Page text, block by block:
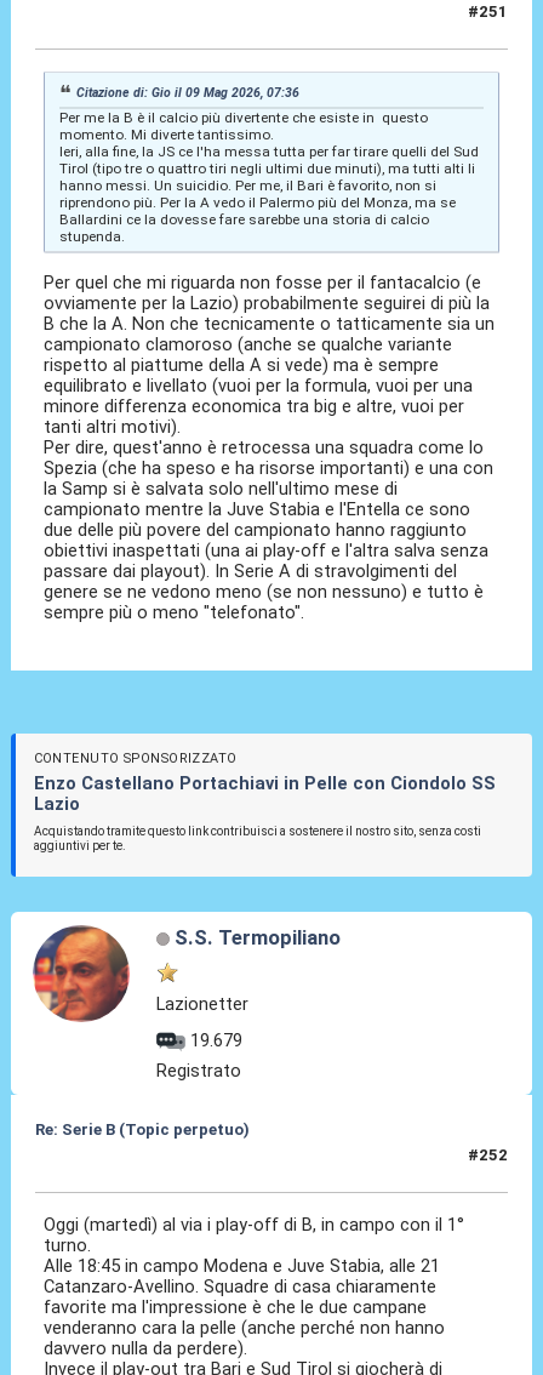
#251
Citazione di: Gio il 09 Mag 2026, 07:36
Per me la B è il calcio più divertente che esiste in questo
momento. Mi diverte tantissimo.
Ieri, alla fine, la JS ce l'ha messa tutta per far tirare quelli del Sud
Tirol (tipo tre o quattro tiri negli ultimi due minuti), ma tutti alti li
hanno messi. Un suicidio. Per me, il Bari è favorito, non si
riprendono più. Per la A vedo il Palermo più del Monza, ma se
Ballardini ce la dovesse fare sarebbe una storia di calcio
stupenda.
Per quel che mi riguarda non fosse per il fantacalcio (e
ovviamente per la Lazio) probabilmente seguirei di più la
B che la A. Non che tecnicamente o tatticamente sia un
campionato clamoroso (anche se qualche variante
rispetto al piattume della A si vede) ma è sempre
equilibrato e livellato (vuoi per la formula, vuoi per una
minore differenza economica tra big e altre, vuoi per
tanti altri motivi).
Per dire, quest'anno è retrocessa una squadra come lo
Spezia (che ha speso e ha risorse importanti) e una con
la Samp si è salvata solo nell'ultimo mese di
campionato mentre la Juve Stabia e l'Entella ce sono
due delle più povere del campionato hanno raggiunto
obiettivi inaspettati (una ai play-off e l'altra salva senza
passare dai playout). In Serie A di stravolgimenti del
genere se ne vedono meno (se non nessuno) e tutto è
sempre più o meno "telefonato".
CONTENUTO SPONSORIZZATO
Enzo Castellano Portachiavi in Pelle con Ciondolo SS
Lazio
Acquistando tramite questo link contribuisci a sostenere il nostro sito, senza costi
aggiuntivi per te.
S.S. Termopiliano
Lazionetter
19.679
Registrato
Re: Serie B (Topic perpetuo)
#252
Oggi (martedì) al via i play-off di B, in campo con il 1°
turno.
Alle 18:45 in campo Modena e Juve Stabia, alle 21
Catanzaro-Avellino. Squadre di casa chiaramente
favorite ma l'impressione è che le due campane
venderanno cara la pelle (anche perché non hanno
davvero nulla da perdere).
Invece il play-out tra Bari e Sud Tirol si giocherà di